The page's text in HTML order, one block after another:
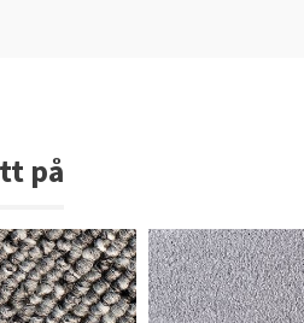
på